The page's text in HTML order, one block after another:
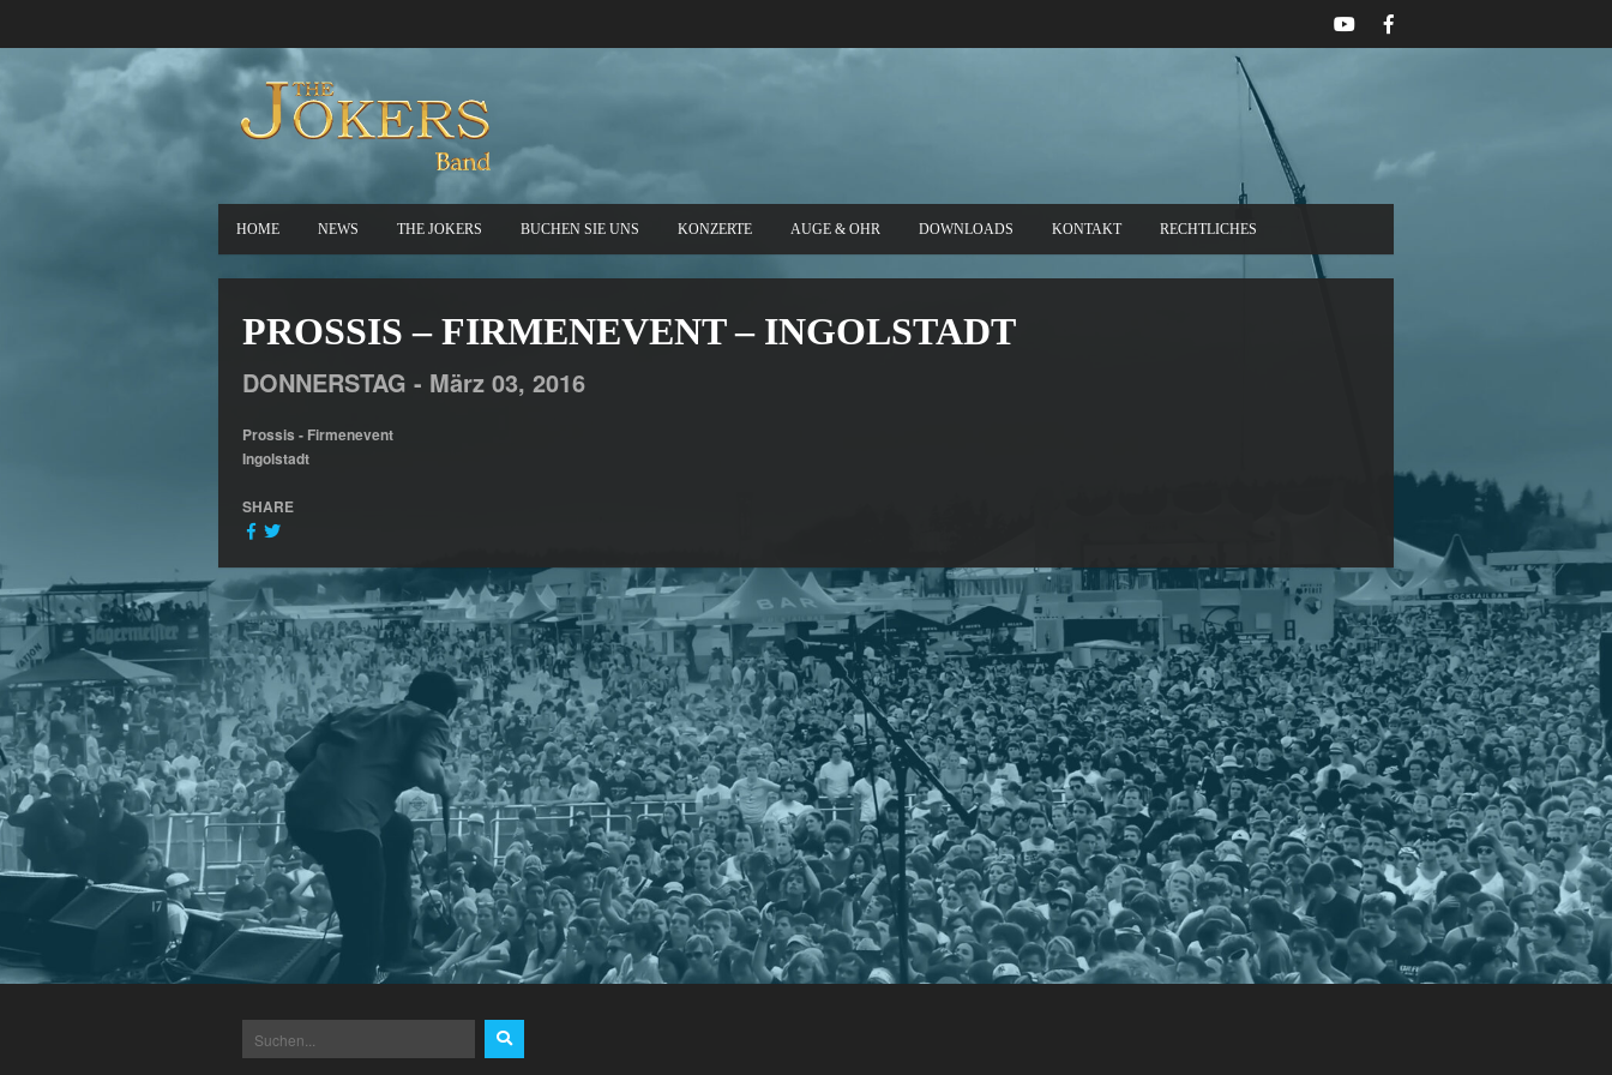
HOME NEWS THE JOKERS BUCHEN SIE UNS KONZERTE AUGE & OHR DOWNLOADS KONTAKT RECHTLICHES
PROSSIS – FIRMENEVENT – INGOLSTADT
DONNERSTAG - März 03, 2016
Prossis - Firmenevent
Ingolstadt
SHARE